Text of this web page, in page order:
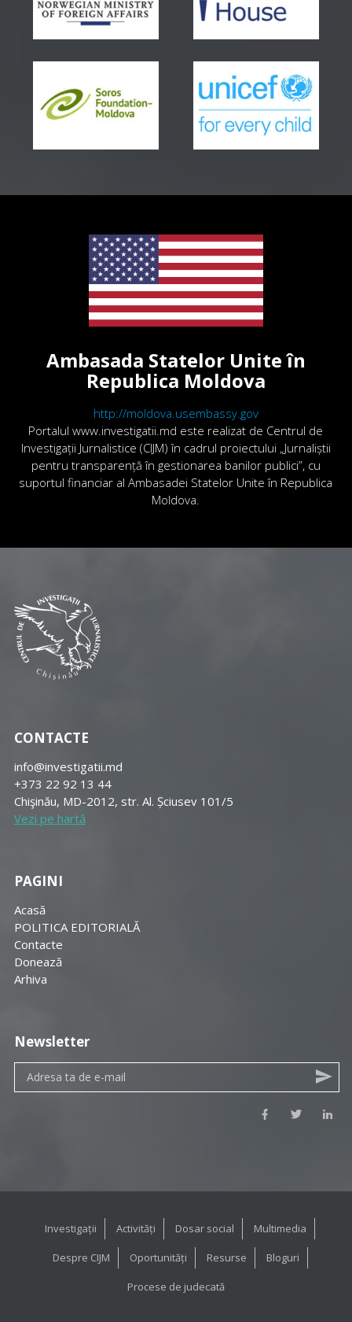
Ambasada Statelor Unite în
Republica Moldova
http://moldova.usembassy.gov
Portalul www.investigatii.md este realizat de Centrul de
Investigații Jurnalistice (CIJM) în cadrul proiectului „Jurnaliștii
pentru transparență în gestionarea banilor publici”, cu
suportul financiar al Ambasadei Statelor Unite în Republica
Moldova.
CONTACTE
info@investigatii.md
+373 22 92 13 44
Chişinău, MD-2012, str. Al. Șciusev 101/5
Vezi pe hartă
PAGINI
Acasă
POLITICA EDITORIALĂ
Contacte
Donează
Arhiva
Newsletter
Investigații Activități Dosar social Multimedia
Despre CIJM Oportunități Resurse Bloguri
Procese de judecată